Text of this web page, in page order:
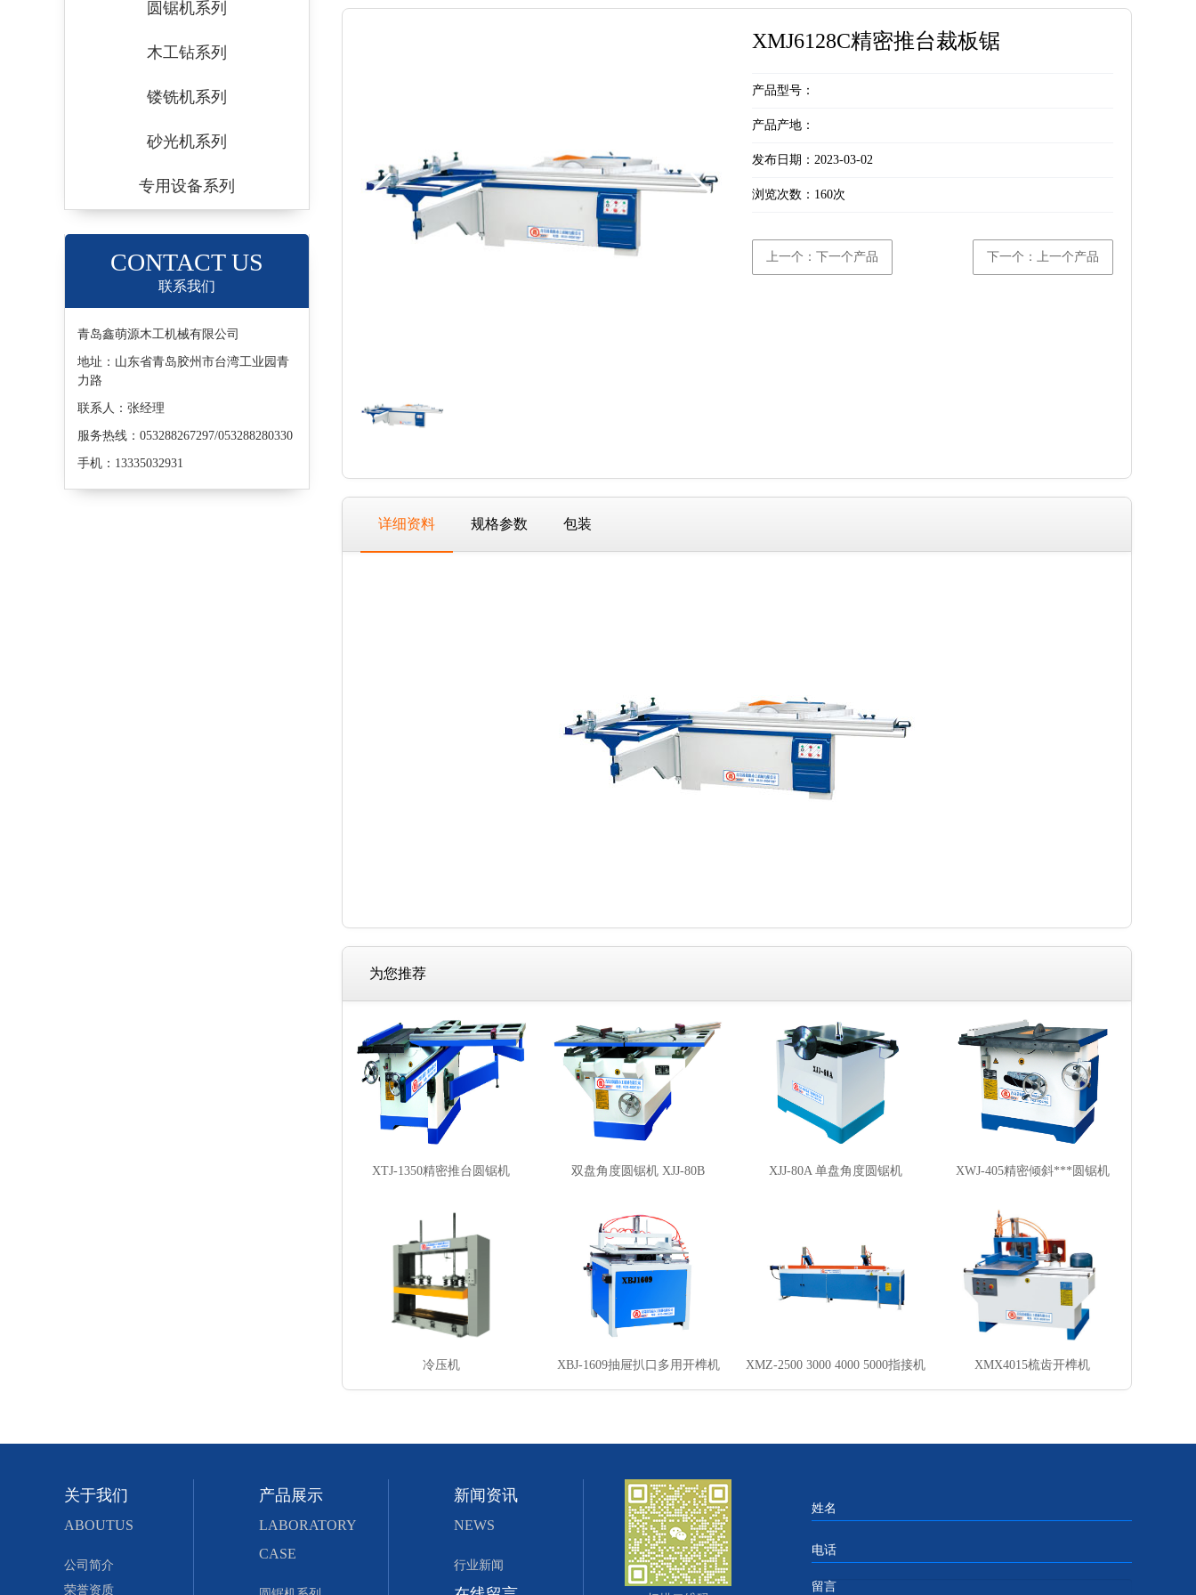
圆锯机系列
木工钻系列
镂铣机系列
砂光机系列
专用设备系列
CONTACT US
联系我们
青岛鑫萌源木工机械有限公司
地址：山东省青岛胶州市台湾工业园青
力路
联系人：张经理
服务热线：053288267297/053288280330
手机：13335032931
XMJ6128C精密推台裁板锯
产品型号：
产品产地：
发布日期：2023-03-02
浏览次数： 160次
上一个：下一个产品 下一个：上一个产品
详细资料 规格参数 包装
为您推荐
XTJ-1350精密推台圆锯机 双盘角度圆锯机 XJJ-80B XJJ-80A 单盘角度圆锯机 XWJ-405精密倾斜***圆锯机
冷压机 XBJ-1609抽屉扒口多用开榫机 XMZ-2500 3000 4000 5000指接机 XMX4015梳齿开榫机
关于我们
ABOUTUS
公司简介
荣誉资质
产品展示
LABORATORY
CASE
新闻资讯
NEWS
行业新闻